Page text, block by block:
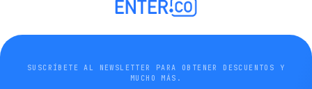
SUSCRÍBETE AL NEWSLETTER PARA OBTENER DESCUENTOS Y
MUCHO MÁS.